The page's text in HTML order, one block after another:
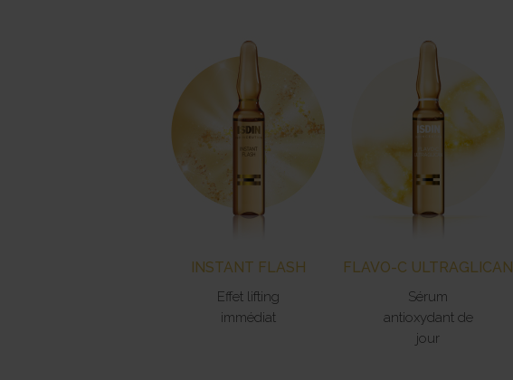
INSTANT FLASH
Effet lifting
immédiat
FLAVO-C ULTRAGLICAN
Sérum
antioxydant de
jour